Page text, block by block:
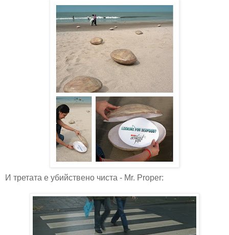
И третата е убийствено чиста - Mr. Proper: